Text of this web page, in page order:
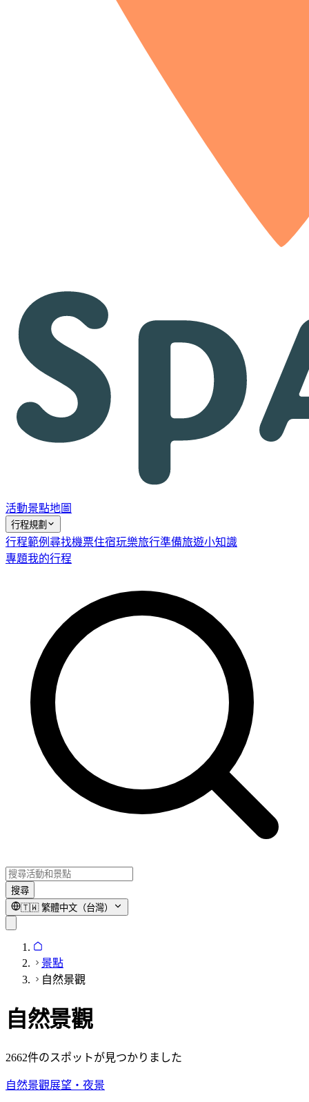
活動景點地圖
行程規劃
行程範例 尋找機票住宿玩樂旅行準備旅遊小知識
專題我的行程
搜尋
🇹🇼 繁體中文（台灣）
景點
自然景觀
自然景觀
2662件のスポットが見つかりました
自然景觀展望・夜景